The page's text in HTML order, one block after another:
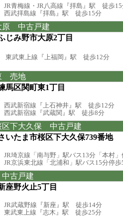
JR青梅線・JR八高線『拝島』駅 徒歩15
西武拝島線『拝島』駅 徒歩15分
原 中古戸建
じみ野市大原2丁目
東武東上線『上福岡』駅 徒歩12分
売地
馬区関町東1丁目
西武新宿線『上石神井』駅 徒歩12分
西武新宿線『武蔵関』駅 徒歩8分
区下大久保 中古戸建
いたま市桜区下大久保739番地
JR埼京線「南与野」駅バス13分「本村」
JR京浜東北線「北浦和」駅バス15分停歩
古戸建
座野火止5丁目
JR武蔵野線『新座』駅 徒歩14分
東武東上線『志木』駅 徒歩25分